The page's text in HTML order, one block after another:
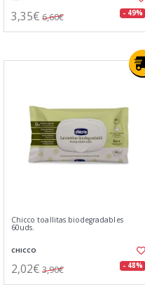
3,35€ 6,60€ - 49%
Chicco toallitas biodegradables
60uds.
CHICCO
2,02€ 3,90€ - 48%